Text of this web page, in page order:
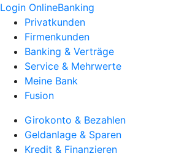
Login OnlineBanking
Privatkunden
Firmenkunden
Banking & Verträge
Service & Mehrwerte
Meine Bank
Fusion
Girokonto & Bezahlen
Geldanlage & Sparen
Kredit & Finanzieren